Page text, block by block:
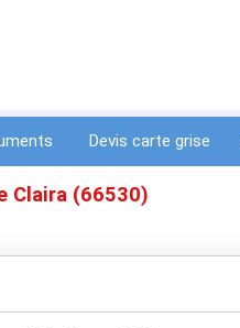
Devis carte grise
Claira (66530)